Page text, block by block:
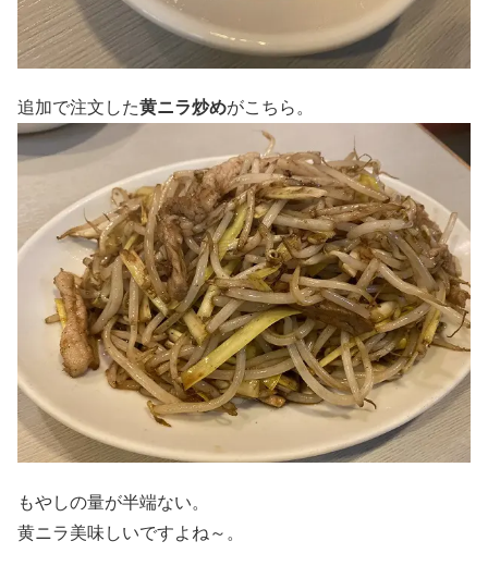
追加で注文した黄ニラ炒めがこちら。
もやしの量が半端ない。
黄ニラ美味しいですよね～。